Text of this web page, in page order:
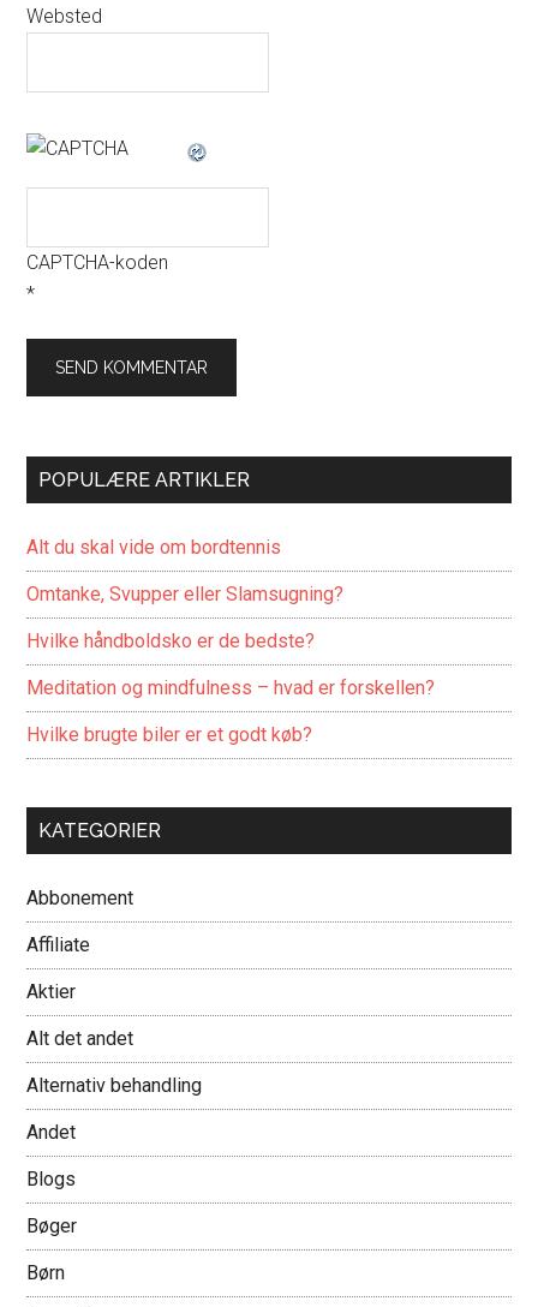
Websted
CAPTCHA-koden
*
POPULÆRE ARTIKLER
Alt du skal vide om bordtennis
Omtanke, Svupper eller Slamsugning?
Hvilke håndboldsko er de bedste?
Meditation og mindfulness – hvad er forskellen?
Hvilke brugte biler er et godt køb?
KATEGORIER
Abbonement
Affiliate
Aktier
Alt det andet
Alternativ behandling
Andet
Blogs
Bøger
Børn